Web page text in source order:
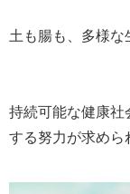
土も腸も、多様な
持続可能な健康社
する努力が求めら